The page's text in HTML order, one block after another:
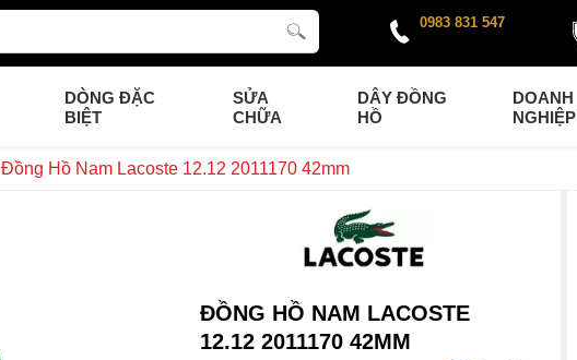
0983 831 547
DÒNG ĐẶC
BIỆT
SỬA
CHỮA
DÂY ĐỒNG
HỒ
DOANH
NGHIỆP
Đồng Hồ Nam Lacoste 12.12 2011170 42mm
ĐỒNG HỒ NAM LACOSTE
12.12 2011170 42MM